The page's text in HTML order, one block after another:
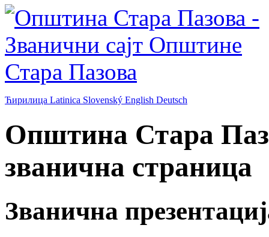
Ћирилица Latinica Slovenský English Deutsch
Општина Стара
званична страница
Званична